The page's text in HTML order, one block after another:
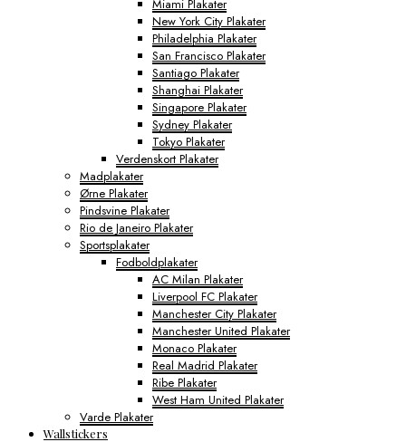
Miami Plakater
New York City Plakater
Philadelphia Plakater
San Francisco Plakater
Santiago Plakater
Shanghai Plakater
Singapore Plakater
Sydney Plakater
Tokyo Plakater
Verdenskort Plakater
Madplakater
Ørne Plakater
Pindsvine Plakater
Rio de Janeiro Plakater
Sportsplakater
Fodboldplakater
AC Milan Plakater
Liverpool FC Plakater
Manchester City Plakater
Manchester United Plakater
Monaco Plakater
Real Madrid Plakater
Ribe Plakater
West Ham United Plakater
Varde Plakater
Wallstickers